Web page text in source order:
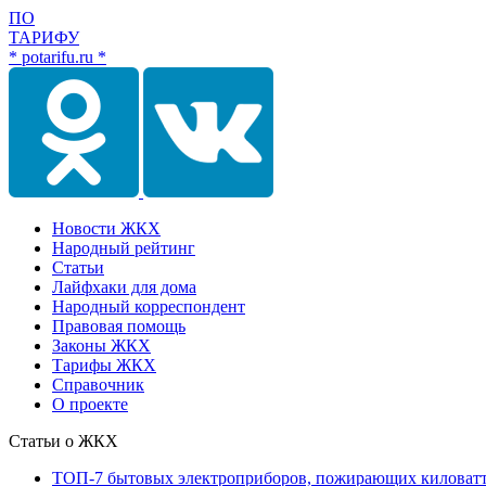
ПО
ТАРИФУ
* potarifu.ru *
Новости ЖКХ
Народный рейтинг
Статьи
Лайфхаки для дома
Народный корреспондент
Правовая помощь
Законы ЖКХ
Тарифы ЖКХ
Справочник
О проекте
Статьи о ЖКХ
ТОП-7 бытовых электроприборов, пожирающих